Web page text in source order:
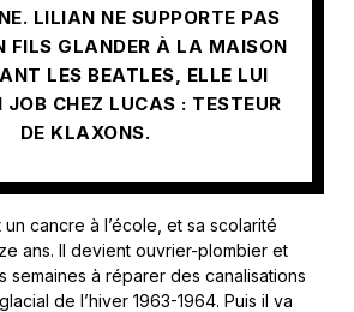
LILIAN NE SUPPORTE PAS
FILS GLANDER À LA MAISON
LES BEATLES, ELLE LUI
JOB CHEZ LUCAS : TESTEUR
DE KLAXONS.
cancre à l’école, et sa scolarité
ans. Il devient ouvrier-plombier et
semaines à réparer des canalisations
de l’hiver 1963-1964. Puis il va